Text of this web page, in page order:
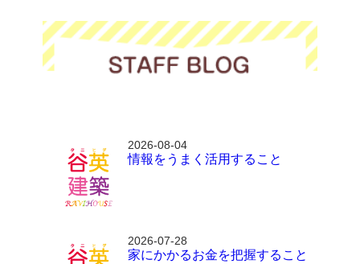
2026-08-04
情報をうまく活用すること
2026-07-28
家にかかるお金を把握すること